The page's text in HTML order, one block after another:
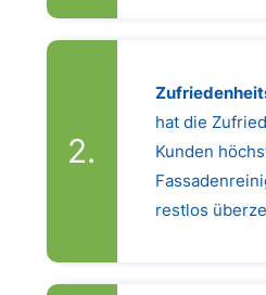
hat die
Kunden
restlos